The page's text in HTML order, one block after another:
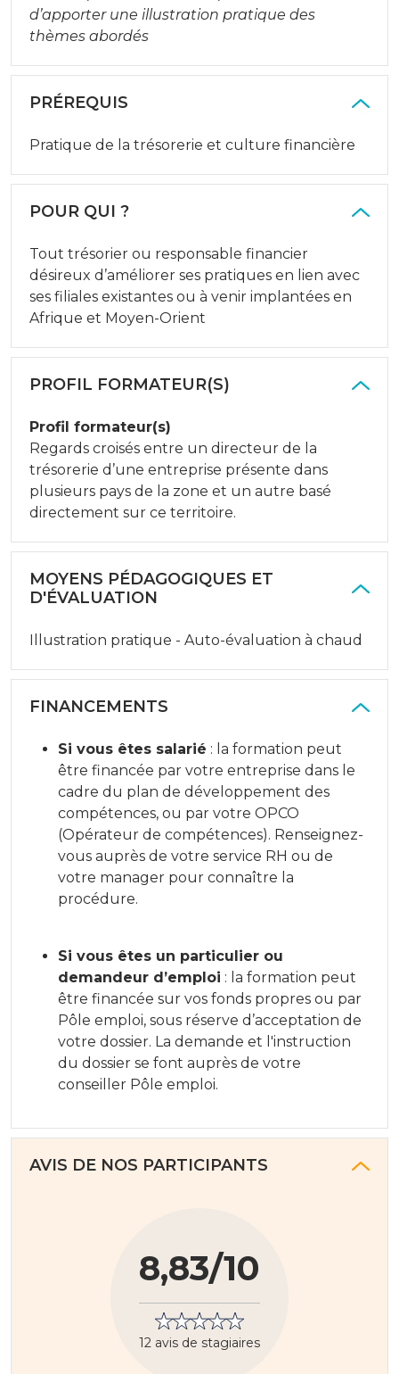
d’apporter une illustration pratique des
thèmes abordés
PRÉREQUIS
Pratique de la trésorerie et culture financière
POUR QUI ?
Tout trésorier ou responsable financier
désireux d’améliorer ses pratiques en lien avec
ses filiales existantes ou à venir implantées en
Afrique et Moyen-Orient
PROFIL FORMATEUR(S)
Profil formateur(s)
Regards croisés entre un directeur de la
trésorerie d’une entreprise présente dans
plusieurs pays de la zone et un autre basé
directement sur ce territoire.
MOYENS PÉDAGOGIQUES ET
D'ÉVALUATION
Illustration pratique - Auto-évaluation à chaud
FINANCEMENTS
Si vous êtes salarié : la formation peut
être financée par votre entreprise dans le
cadre du plan de développement des
compétences, ou par votre OPCO
(Opérateur de compétences). Renseignez-
vous auprès de votre service RH ou de
votre manager pour connaître la
procédure.
Si vous êtes un particulier ou
demandeur d’emploi : la formation peut
être financée sur vos fonds propres ou par
Pôle emploi, sous réserve d’acceptation de
votre dossier. La demande et l'instruction
du dossier se font auprès de votre
conseiller Pôle emploi.
AVIS DE NOS PARTICIPANTS
8,83/10
12 avis de stagiaires